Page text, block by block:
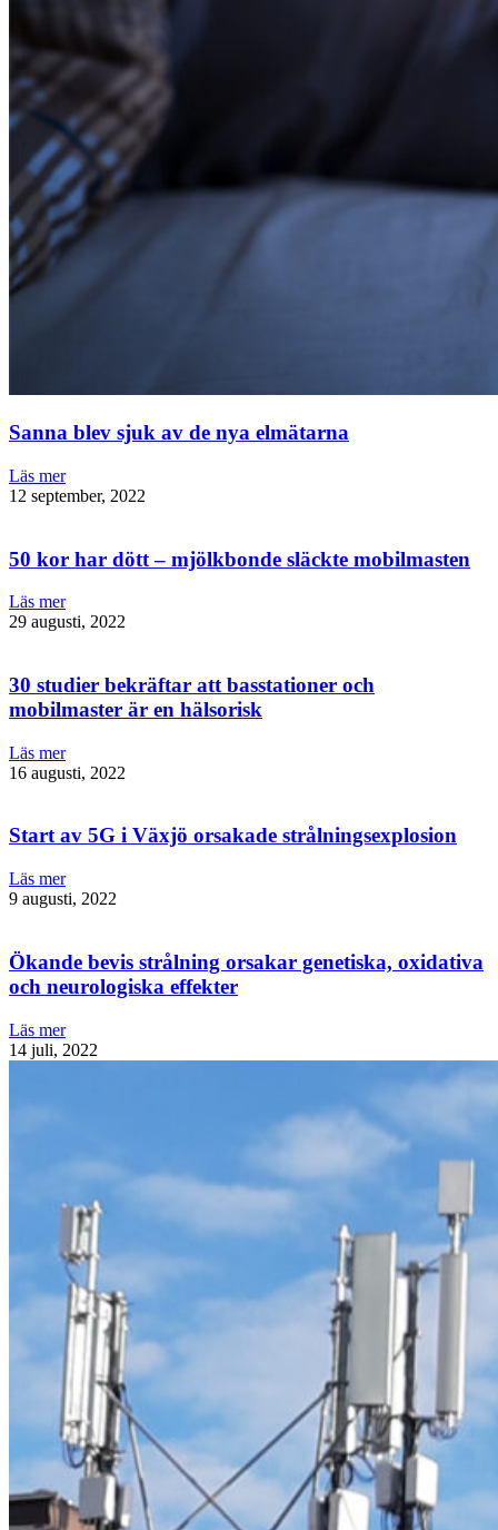
Sanna blev sjuk av de nya elmätarna
Läs mer
12 september, 2022
50 kor har dött – mjölkbonde släckte mobilmasten
Läs mer
29 augusti, 2022
30 studier bekräftar att basstationer och
mobilmaster är en hälsorisk
Läs mer
16 augusti, 2022
Start av 5G i Växjö orsakade strålningsexplosion
Läs mer
9 augusti, 2022
Ökande bevis strålning orsakar genetiska, oxidativa
och neurologiska effekter
Läs mer
14 juli, 2022